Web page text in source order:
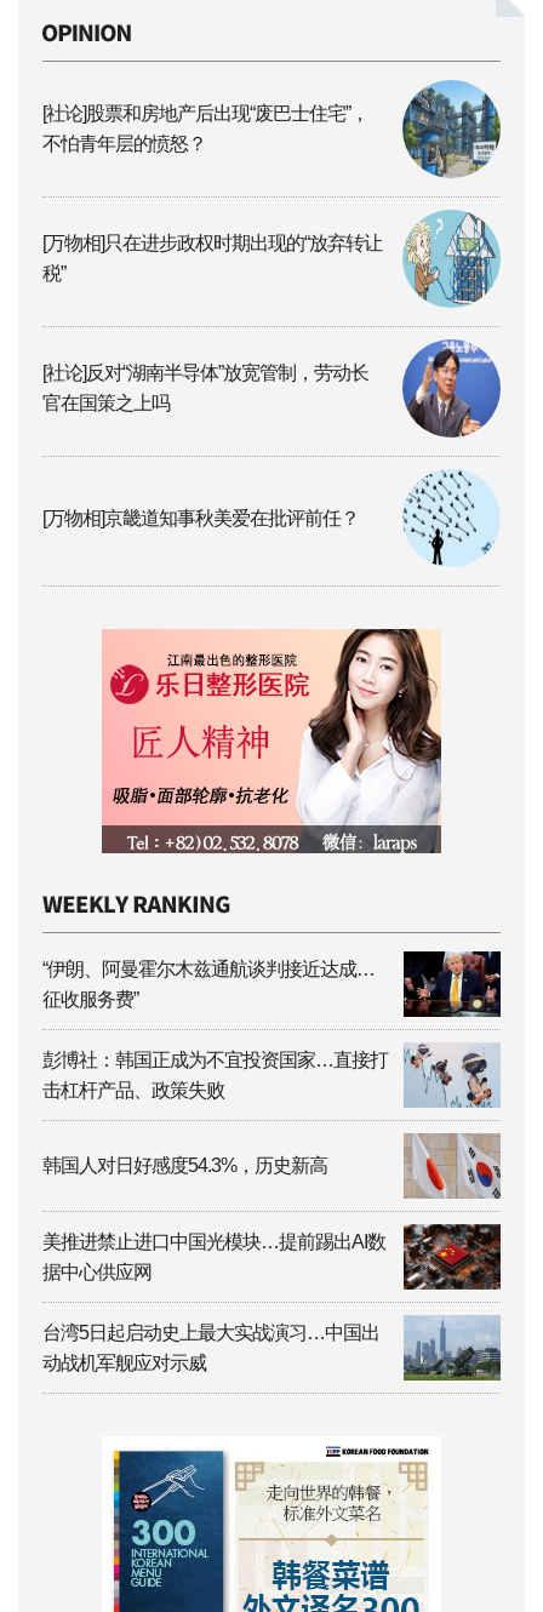
[社论]股票和房地产后出现“废巴士住宅”，
不怕青年层的愤怒？
[万物相]只在进步政权时期出现的“放弃转让
税”
[社论]反对“湖南半导体”放宽管制，劳动长
官在国策之上吗
[万物相]京畿道知事秋美爱在批评前任？
“伊朗、阿曼霍尔木兹通航谈判接近达成…
征收服务费”
彭博社：韩国正成为不宜投资国家…直接打
击杠杆产品、政策失败
韩国人对日好感度54.3%，历史新高
美推进禁止进口中国光模块…提前踢出AI数
据中心供应网
台湾5日起启动史上最大实战演习…中国出
动战机军舰应对示威